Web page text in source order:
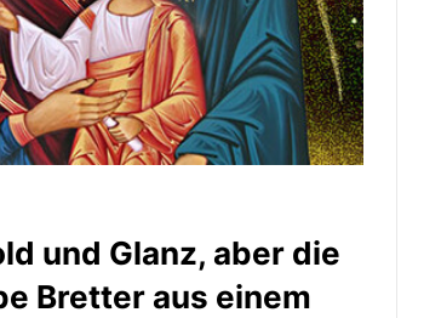
und Glanz, aber die
Bretter aus einem